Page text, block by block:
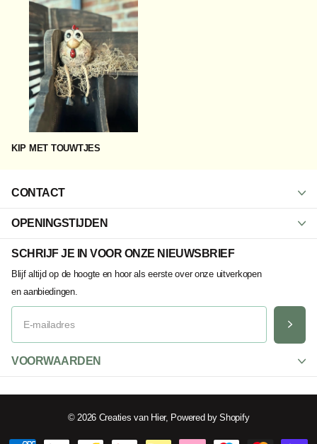
KIP MET TOUWTJES
CONTACT
OPENINGSTIJDEN
SCHRIJF JE IN VOOR ONZE NIEUWSBRIEF
Blijf altijd op de hoogte en hoor als eerste over onze uitverkopen
en aanbiedingen.
VOORWAARDEN
© 2026Creaties van Hier, Powered by Shopify